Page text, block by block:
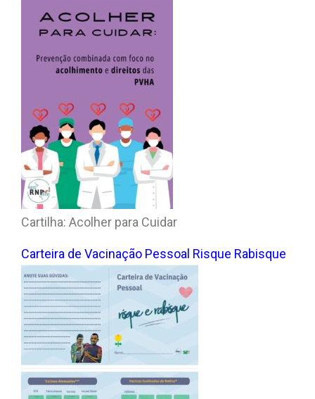
Cartilha: Acolher para Cuidar
Carteira de Vacinação Pessoal Risque Rabisque